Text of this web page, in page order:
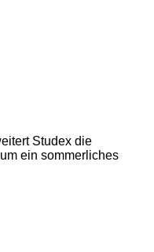
Studex die
ein sommerliches